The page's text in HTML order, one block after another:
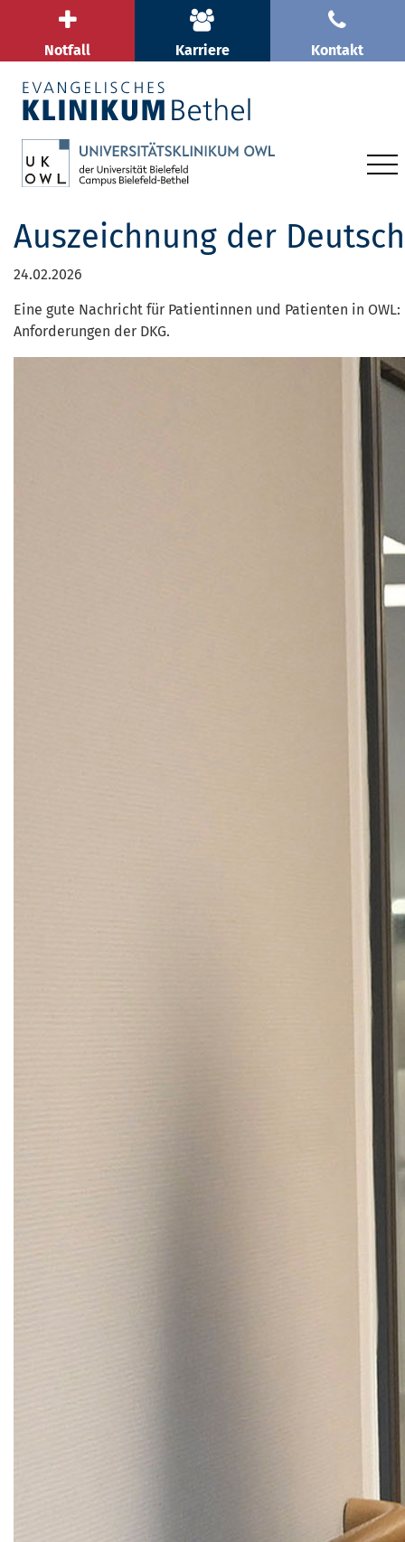
Notfall Karriere Kontakt
Auszeichnung der
24.02.2026
Eine gute Nachricht für Patientinnen und Patienten in
Anforderungen der DKG.